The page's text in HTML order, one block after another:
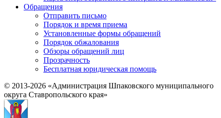
Обращения
Отправить письмо
Порядок и время приема
Установленные формы обращений
Порядок обжалования
Обзоры обращений лиц
Прозрачность
Бесплатная юридическая помощь
© 2013-2026 «Администрация Шпаковского муниципального
округа Ставропольского края»